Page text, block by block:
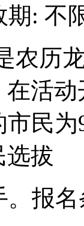
期: 不
农历
活
民
选拔
报名